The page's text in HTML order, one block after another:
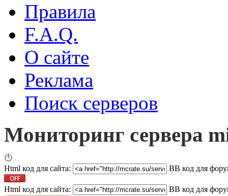
Правила
F.A.Q.
О сайте
Реклама
Поиск серверов
Мониторинг сервера
Html код для сайта: BB код для
Html код для сайта: BB код для